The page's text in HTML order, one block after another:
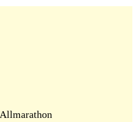
Allmarathon